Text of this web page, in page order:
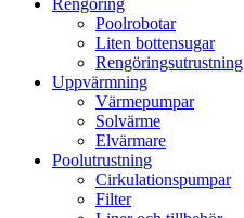
Rengöring
Poolrobotar
Liten bottensugar
Rengöringsutrustning
Uppvärmning
Värmepumpar
Solvärme
Elvärmare
Poolutrustning
Cirkulationspumpar
Filter